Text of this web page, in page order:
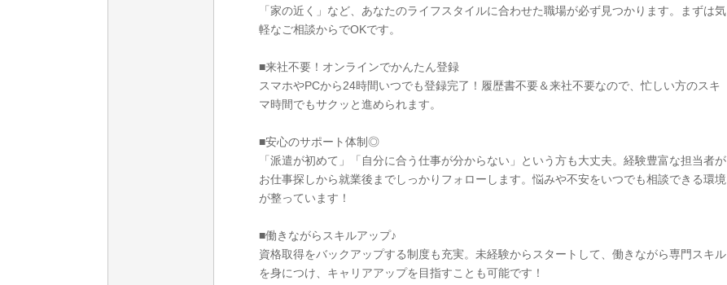
「家の近く」など、あなたのライフスタイルに合わせた職場が必ず見つかります。まずは気
軽なご相談からでOKです。
■来社不要！オンラインでかんたん登録
スマホやPCから24時間いつでも登録完了！履歴書不要＆来社不要なので、忙しい方のスキ
マ時間でもサクッと進められます。
■安心のサポート体制◎
「派遣が初めて」「自分に合う仕事が分からない」という方も大丈夫。経験豊富な担当者が
お仕事探しから就業後までしっかりフォローします。悩みや不安をいつでも相談できる環境
が整っています！
■働きながらスキルアップ♪
資格取得をバックアップする制度も充実。未経験からスタートして、働きながら専門スキル
を身につけ、キャリアアップを目指すことも可能です！